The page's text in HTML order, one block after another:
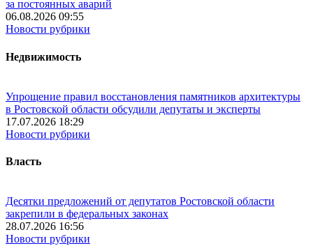
за постоянных аварий
06.08.2026 09:55
Новости рубрики
Недвижимость
Упрощение правил восстановления памятников архитектуры
в Ростовской области обсудили депутаты и эксперты
17.07.2026 18:29
Новости рубрики
Власть
Десятки предложений от депутатов Ростовской области
закрепили в федеральных законах
28.07.2026 16:56
Новости рубрики